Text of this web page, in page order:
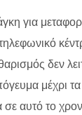
για
δεν
μέχρι
αυτό το